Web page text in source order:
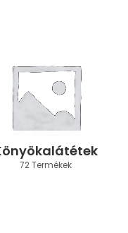
72 Termékek